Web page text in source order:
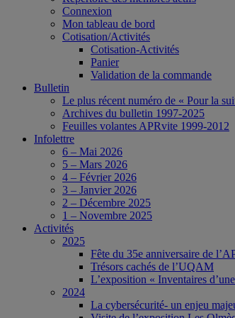
Connexion
Mon tableau de bord
Cotisation/Activités
Cotisation-Activités
Panier
Validation de la commande
Bulletin
Le plus récent numéro de « Pour la
Archives du bulletin 1997-2025
Feuilles volantes APRvite 1999-2012
Infolettre
6 – Mai 2026
5 – Mars 2026
4 – Février 2026
3 – Janvier 2026
2 – Décembre 2025
1 – Novembre 2025
Activités
2025
Fête du 35e anniversaire de
Trésors cachés de l’UQAM
L’exposition « Inventaires
2024
La cybersécurité- un enjeu